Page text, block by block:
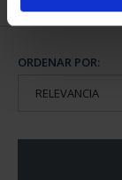
ORDENAR POR: